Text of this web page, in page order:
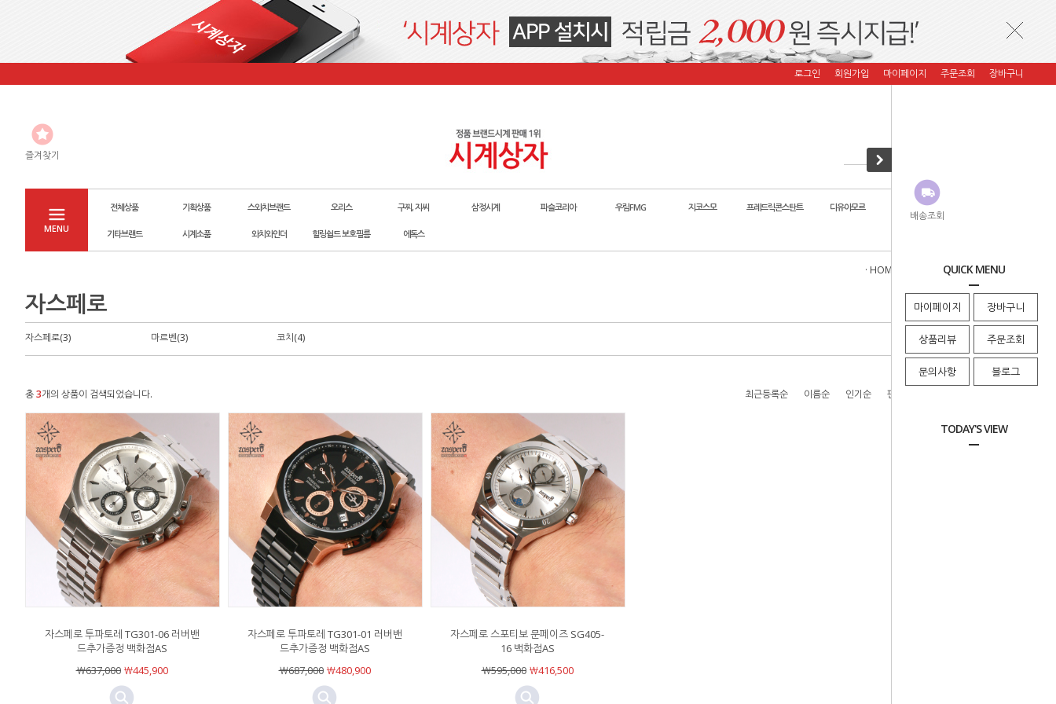
배송조회
QUICK MENU
마이페이지 장바구니
상품리뷰 주문조회
문의사항 블로그
TODAY'S VIEW
로그인 회원가입 마이페이지 주문조회 장바구니
즐겨찾기
MENU
전체상품 기획상품 스와치브랜드 오리스 구찌, 지씨 삼정시계 파슬코리아 우림FMG 지코스모 프레드릭콘스탄트 디유아모르 자스페로 코리아
기타브랜드 시계소품 와치와인더 힐링쉴드 보호필름 에독스
· HOME 자스페로 코리아>자스페로
자스페로
자스페로(3) 마르벤(3) 코치(4)
총3개의 상품이 검색되었습니다. 최근등록순 이름순 인기순 판매순
자스페로 투파토레 TG301-06 러버밴
드추가증정 백화점AS
￦637,000￦445,900
자스페로 투파토레 TG301-01 러버밴
드추가증정 백화점AS
￦687,000￦480,900
자스페로 스포티보 문페이즈 SG405-
16 백화점AS
￦595,000￦416,500